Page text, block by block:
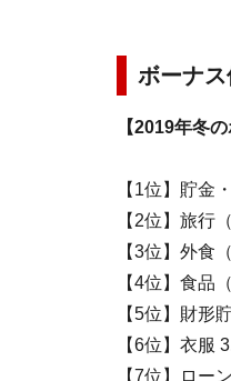
ボーナ
【2019年冬
【1位】貯金
【2位】旅行
【3位】外食
【4位】食品
【5位】財形
【6位】衣服
【7位】ロー